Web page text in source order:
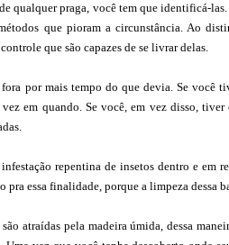
qualquer praga, você tem que identificá-
que pioram a circunstância. Ao
que são capazes de se livrar delas.
por mais tempo do que devia. Se você
em quando. Se você, em vez disso,
repentina de insetos dentro e em
pra essa finalidade, porque a limpeza
atraídas pela madeira úmida, dessa